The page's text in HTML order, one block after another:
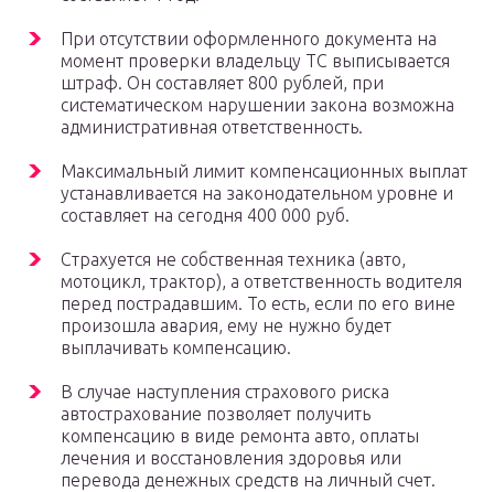
При отсутствии оформленного документа на
момент проверки владельцу ТС выписывается
штраф. Он составляет 800 рублей, при
систематическом нарушении закона возможна
административная ответственность.
Максимальный лимит компенсационных выплат
устанавливается на законодательном уровне и
составляет на сегодня 400 000 руб.
Страхуется не собственная техника (авто,
мотоцикл, трактор), а ответственность водителя
перед пострадавшим. То есть, если по его вине
произошла авария, ему не нужно будет
выплачивать компенсацию.
В случае наступления страхового риска
автострахование позволяет получить
компенсацию в виде ремонта авто, оплаты
лечения и восстановления здоровья или
перевода денежных средств на личный счет.